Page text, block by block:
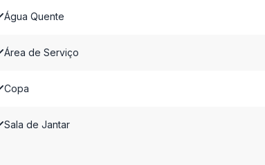
Água Quente
Área de Serviço
Copa
Sala de Jantar